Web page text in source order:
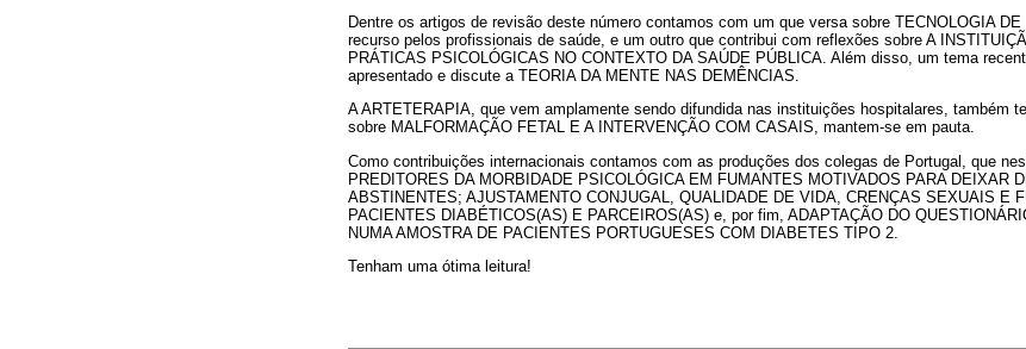
Dentre os artigos de revisão deste número contamos com um que versa sobre TECNOLOGIA
recurso pelos profissionais de saúde, e um outro que contribui com reflexões sobre A
PRÁTICAS PSICOLÓGICAS NO CONTEXTO DA SAÚDE PÚBLICA. Além disso, um tema
apresentado e discute a TEORIA DA MENTE NAS DEMÊNCIAS.
A ARTETERAPIA, que vem amplamente sendo difundida nas instituições hospitalares, também
sobre MALFORMAÇÃO FETAL E A INTERVENÇÃO COM CASAIS, mantem-se em pauta.
Como contribuições internacionais contamos com as produções dos colegas de Portugal, que
PREDITORES DA MORBIDADE PSICOLÓGICA EM FUMANTES MOTIVADOS PARA DEIXAR
ABSTINENTES; AJUSTAMENTO CONJUGAL, QUALIDADE DE VIDA, CRENÇAS SEXUAIS E
PACIENTES DIABÉTICOS(AS) E PARCEIROS(AS) e, por fim, ADAPTAÇÃO DO
NUMA AMOSTRA DE PACIENTES PORTUGUESES COM DIABETES TIPO 2.
Tenham uma ótima leitura!